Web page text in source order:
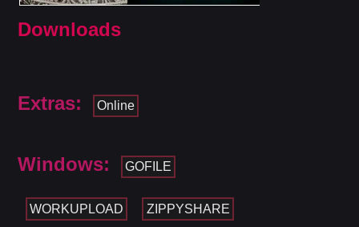
Downloads
Extras: Online
Windows: GOFILE
WORKUPLOAD ZIPPYSHARE